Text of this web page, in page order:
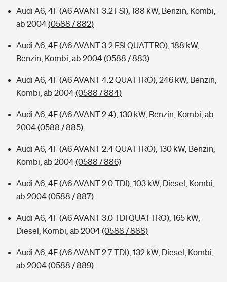
Audi A6, 4F (A6 AVANT 3.2 FSI), 188 kW, Benzin, Kombi,
ab 2004(0588 / 882)
Audi A6, 4F (A6 AVANT 3.2 FSI QUATTRO), 188 kW,
Benzin, Kombi, ab 2004(0588 / 883)
Audi A6, 4F (A6 AVANT 4.2 QUATTRO), 246 kW, Benzin,
Kombi, ab 2004(0588 / 884)
Audi A6, 4F (A6 AVANT 2.4), 130 kW, Benzin, Kombi, ab
2004(0588 / 885)
Audi A6, 4F (A6 AVANT 2.4 QUATTRO), 130 kW, Benzin,
Kombi, ab 2004(0588 / 886)
Audi A6, 4F (A6 AVANT 2.0 TDI), 103 kW, Diesel, Kombi,
ab 2004(0588 / 887)
Audi A6, 4F (A6 AVANT 3.0 TDI QUATTRO), 165 kW,
Diesel, Kombi, ab 2004(0588 / 888)
Audi A6, 4F (A6 AVANT 2.7 TDI), 132 kW, Diesel, Kombi,
ab 2004(0588 / 889)